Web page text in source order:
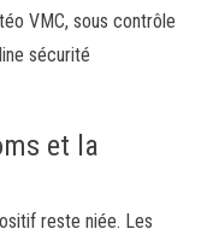
VMC, sous contrôle
sécurité
et la
reste niée. Les